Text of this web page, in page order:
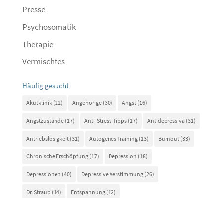
Presse
Psychosomatik
Therapie
Vermischtes
Häufig gesucht
Akutklinik(22) Angehörige(30) Angst(16)
Angstzustände(17) Anti-Stress-Tipps(17) Antidepressiva(31)
Antriebslosigkeit(31) Autogenes Training(13) Burnout(33)
Chronische Erschöpfung(17) Depression (18)
Depressionen (40) Depressive Verstimmung(26)
Dr. Straub (14) Entspannung(12)